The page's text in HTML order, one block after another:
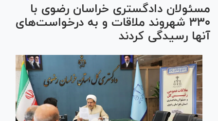
مسئولان دادگستری خراسان رضوی با
۳۳۰ شهروند ملاقات و به درخواست‌های
آنها رسیدگی کردند